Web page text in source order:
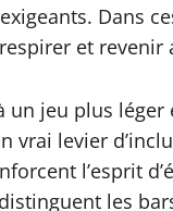
Dans
et
un jeu plus
vrai levier
l’esprit
les